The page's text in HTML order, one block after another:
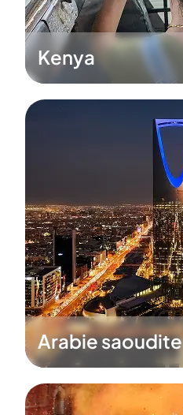
Kenya
Arabie saoudite